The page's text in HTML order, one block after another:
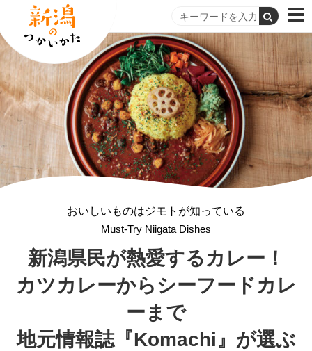
おいしいものはジモトが知っている
Must-Try Niigata Dishes
新潟県民が熱愛するカレー！
カツカレーからシーフードカレ
ーまで
地元情報誌『Komachi』 が選ぶ